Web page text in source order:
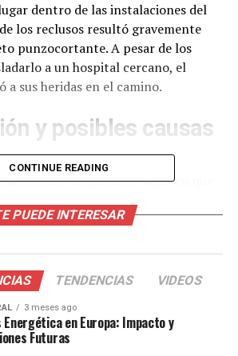
dentro de las instalaciones del
los reclusos resultó gravemente
punzocortante. A pesar de los
a un hospital cercano, el
a sus heridas en el camino.
y posibles causas
Pública del estado ha
investigaciones sugieren que
estar vinculado a conflictos previos
a los que presuntamente
a notificar a la Fiscalía General
tiene la tarea de esclarecer las
detrás de estos hechos
CONTINUE READING
PUEDE INTERESAR
TENDENCIAS VIDEOS
3 meses ago
Energética en Europa: Impacto y
Futuras